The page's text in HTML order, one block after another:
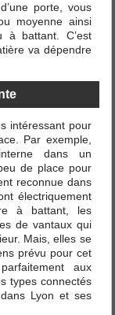
porte, vous
moyenne ainsi
à battant. C’est
va dépendre
intéressant pour
Par exemple,
dans un
de place pour
reconnue dans
électriquement
à battant, les
de vantaux qui
Mais, elles se
prévu pour cet
aux
types connectés
Lyon et ses